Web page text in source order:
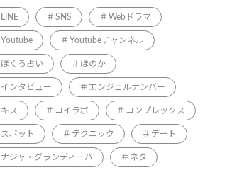
LINE SNS Webドラマ
Youtube Youtubeチャンネル
ほくろ占い ほのか
インタビュー エンジェルナンバー
キス コイラボ コンプレックス
スポット テクニック デート
ナジャ・グランディーバ ネタ